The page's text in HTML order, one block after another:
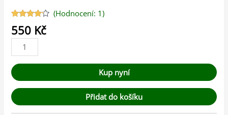
Hodnoceno
4.00z 5
na
základě
hodnocení
(Hodnocení: 1)
550 Kč
Kup nyní
Přidat do košíku